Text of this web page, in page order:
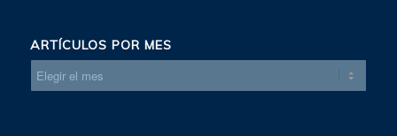
ARTÍCULOS POR MES